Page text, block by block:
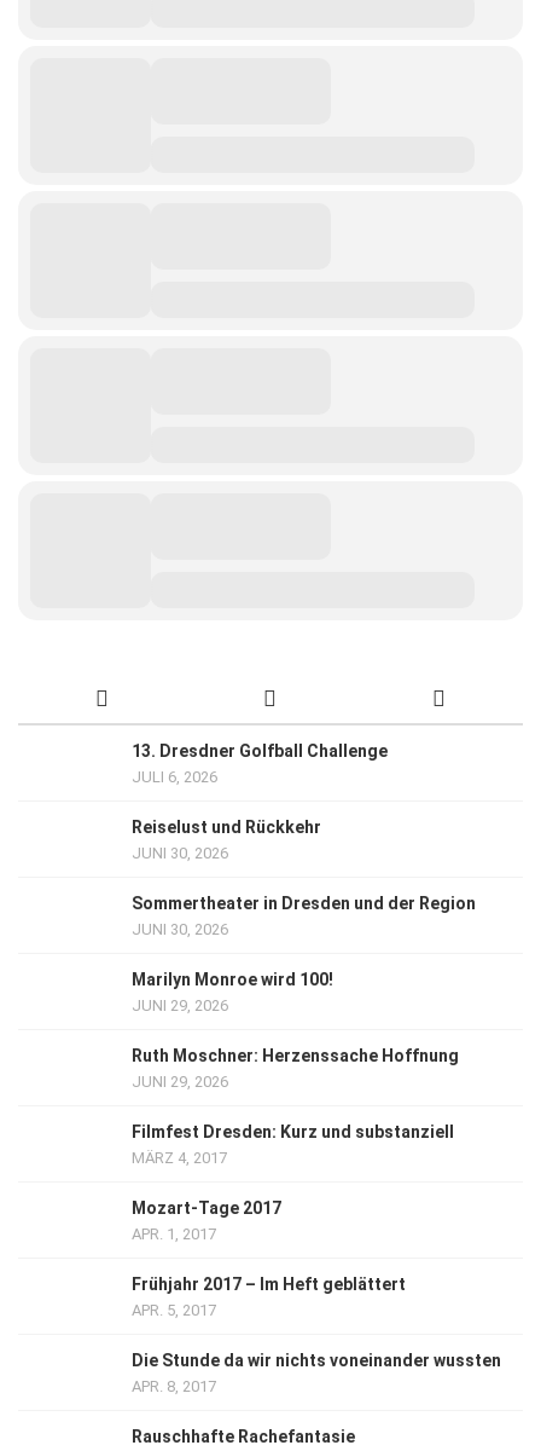
13. Dresdner Golfball Challenge
JULI 6, 2026
Reiselust und Rückkehr
JUNI 30, 2026
Sommertheater in Dresden und der Region
JUNI 30, 2026
Marilyn Monroe wird 100!
JUNI 29, 2026
Ruth Moschner: Herzenssache Hoffnung
JUNI 29, 2026
Filmfest Dresden: Kurz und substanziell
MÄRZ 4, 2017
Mozart-Tage 2017
APR. 1, 2017
Frühjahr 2017 – Im Heft geblättert
APR. 5, 2017
Die Stunde da wir nichts voneinander wussten
APR. 8, 2017
Rauschhafte Rachefantasie